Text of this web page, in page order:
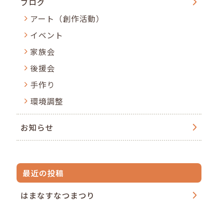
アート（創作活動）
イベント
家族会
後援会
手作り
環境調整
お知らせ
最近の投稿
はまなすなつまつり